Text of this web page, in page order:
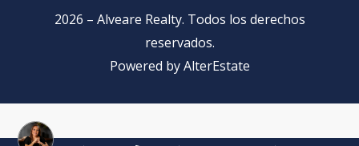
2026 – Alveare Realty. Todos los derechos
reservados.
Powered by AlterEstate